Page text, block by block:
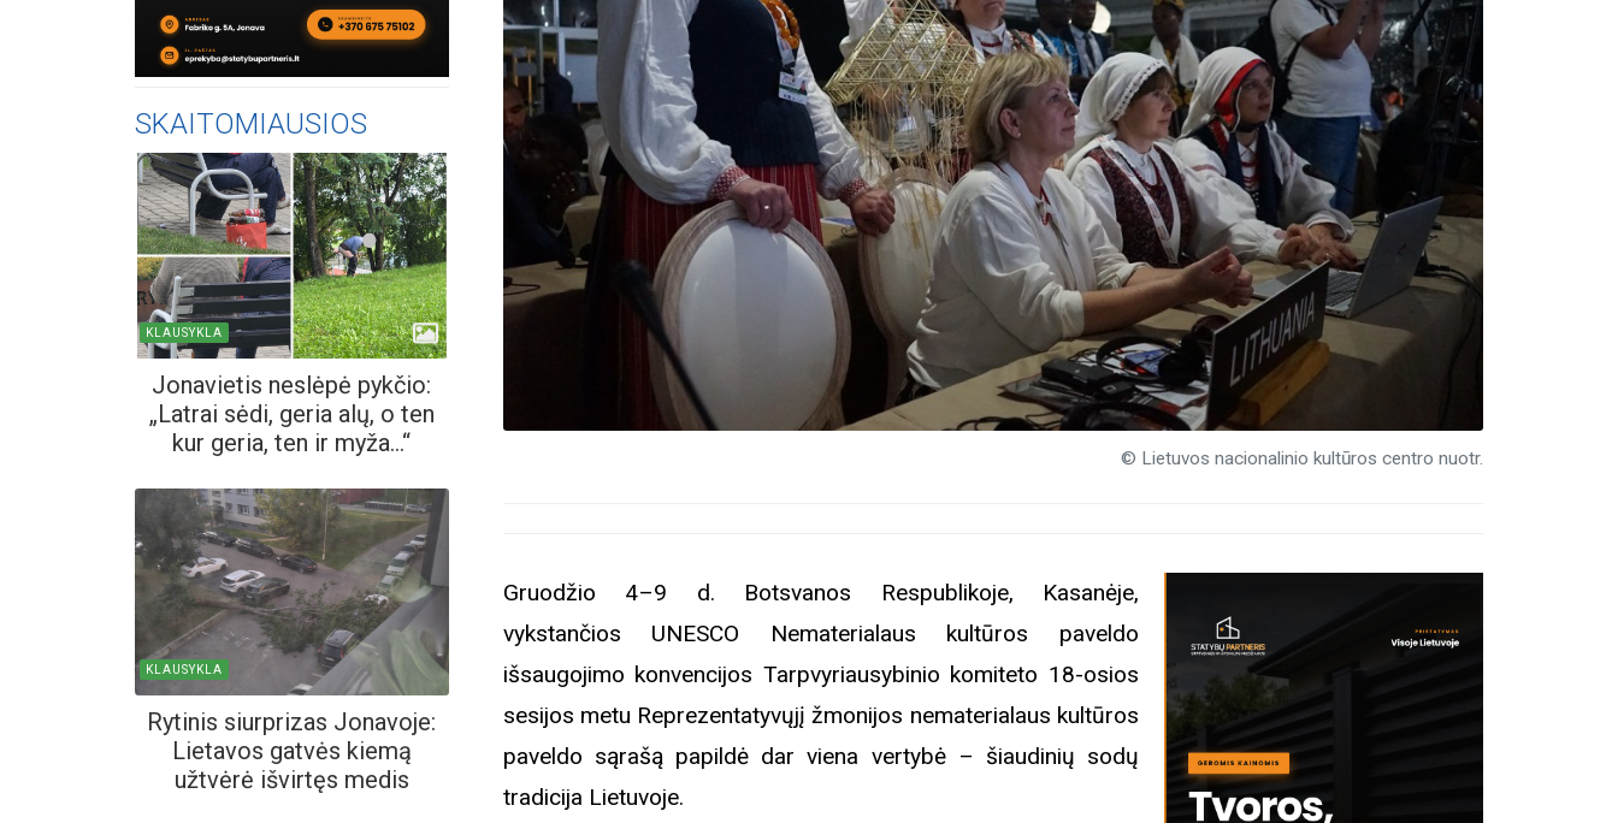
SKAITOMIAUSIOS
KLAUSYKLA
Jonavietis neslėpė pykčio:
„Latrai sėdi, geria alų, o ten
kur geria, ten ir myža...“
KLAUSYKLA
Rytinis siurprizas Jonavoje:
Lietavos gatvės kiemą
užtvėrė išvirtęs medis
© Lietuvos nacionalinio kultūros centro nuotr.
Gruodžio 4–9 d. Botsvanos Respublikoje, Kasanėje,
vykstančios UNESCO Nematerialaus kultūros paveldo
išsaugojimo konvencijos Tarpvyriausybinio komiteto 18-osios
sesijos metu Reprezentatyvųjį žmonijos nematerialaus kultūros
paveldo sąrašą papildė dar viena vertybė – šiaudinių sodų
tradicija Lietuvoje.